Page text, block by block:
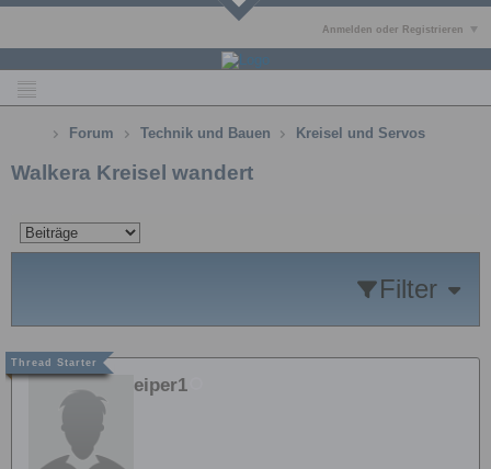
Anmelden oder Registrieren
Forum Technik und Bauen Kreisel und Servos
Walkera Kreisel wandert
Filter
eiper1